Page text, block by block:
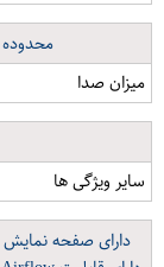
محدوده دمای
میزان صدا
سایر ویژگی ها